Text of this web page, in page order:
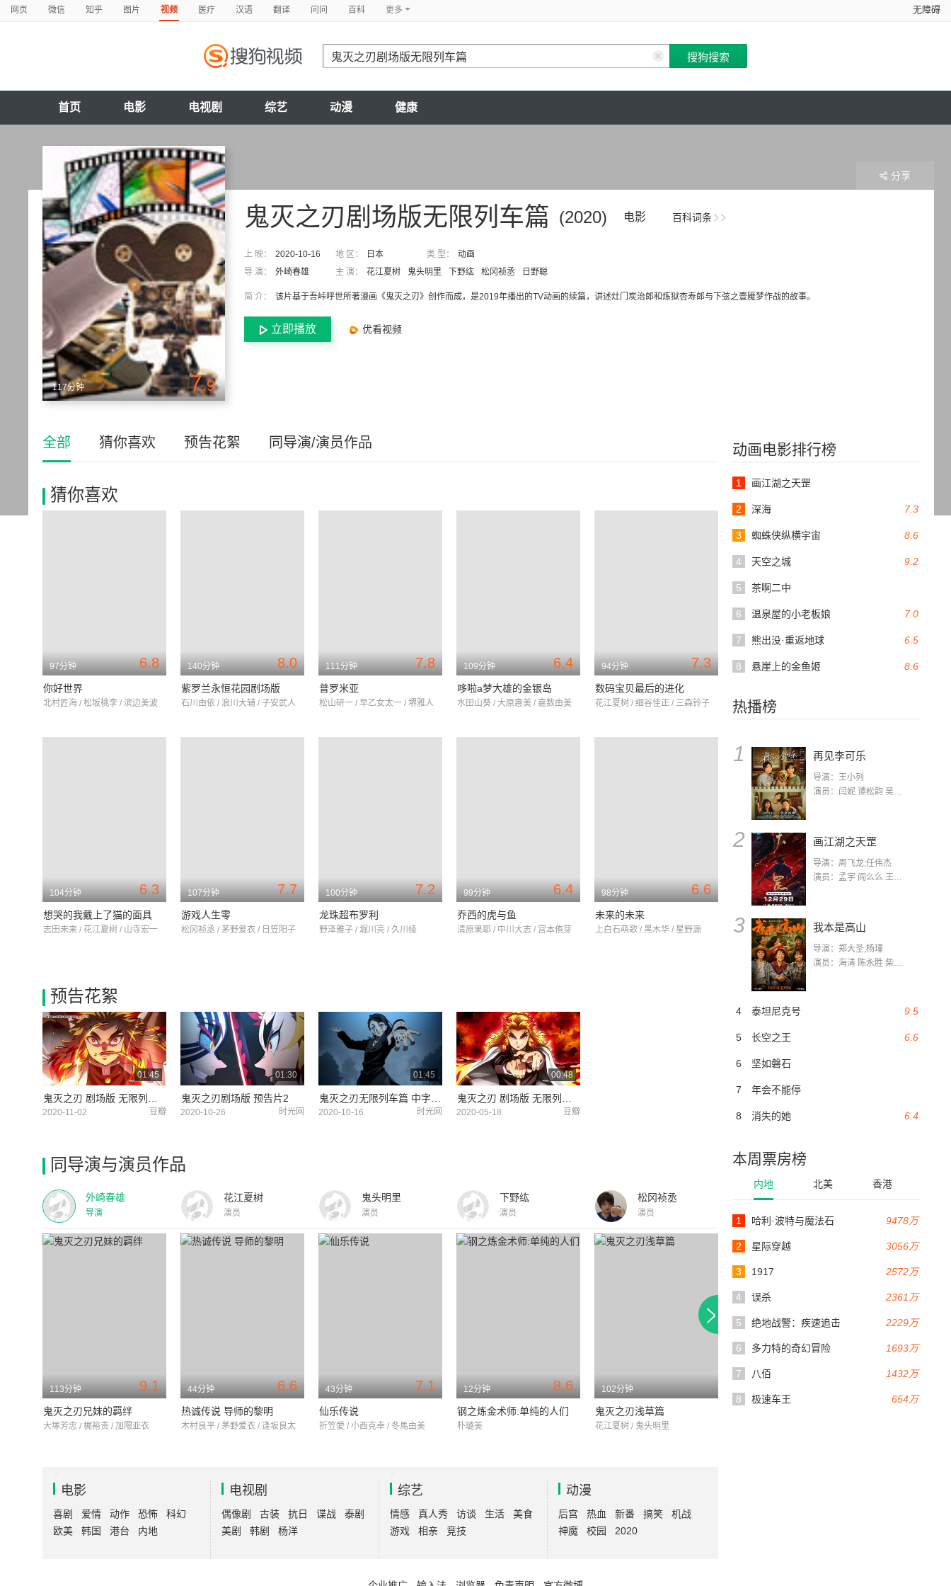
网页 微信 知乎 图片 视频 医疗 汉语 翻译 问问 百科 更多 无障碍
首页 电影 电视剧 综艺 动漫 健康
117分钟 7.9
百科词条
(2020) 电影
鬼灭之刃剧场版无限列车篇
上 映： 2020-10-16 地 区： 日本 类 型：
动画
导 演：
外崎春雄 主 演： 花江夏树 鬼头明里 下野纮 松冈祯丞 日野聪
简 介： 该片基于吾峠呼世所著漫画《鬼灭之刃》创作而成，是2019年播出的TV动画的续篇，讲述灶门炭治郎和炼狱杏寿郎与下弦之壹魇梦作战的故事。
立即播放 优看视频
分享
动画电影排行榜
1 画江湖之天罡
7.3
2 深海
8.6
3 蜘蛛侠纵横宇宙
9.2
4 天空之城
5 茶啊二中
7.0
6 温泉屋的小老板娘
6.5
7 熊出没·重返地球
8.6
8 悬崖上的金鱼姬
热播榜
1 再见李可乐
导演：王小列
演员：闫妮 谭松韵 吴京 蒋龙 赵小棠 冯雷 李虎城 平安 小七 小可乐
2 画江湖之天罡
导演：周飞龙;任伟杰
演员：孟宇 阎么么 王凯 郭政建 阎萌萌 杨默 高枫 齐斯伽 刘芊含 马程
3 我本是高山
导演：郑大圣;杨瑾
演员：海清 陈永胜 柴烨 王玥婷 万国鹏 美朵达瓦 赵瑞婷 罗解艳 郭莉娜 潘家艳
9.5
4 泰坦尼克号
6.6
5 长空之王
6 坚如磐石
7 年会不能停
6.4
8 消失的她
本周票房榜
内地 北美 香港
9478万
1 哈利·波特与魔法石
3056万
2 星际穿越
2572万
3 1917
2361万
4 误杀
2229万
5 绝地战警：疾速追击
1693万
6 多力特的奇幻冒险
1432万
7 八佰
654万
8 极速车王
全部 猜你喜欢 预告花絮 同导演/演员作品
猜你喜欢
6.8
97分钟
你好世界
北村匠海 / 松坂桃李 / 滨边美波
8.0
140分钟
紫罗兰永恒花园剧场版
石川由依 / 浪川大辅 / 子安武人
7.8
111分钟
普罗米亚
松山研一 / 早乙女太一 / 堺雅人
6.4
109分钟
哆啦a梦大雄的金银岛
水田山葵 / 大原惠美 / 嘉数由美
7.3
94分钟
数码宝贝最后的进化
花江夏树 / 细谷佳正 / 三森铃子
6.3
104分钟
想哭的我戴上了猫的面具
志田未来 / 花江夏树 / 山寺宏一
7.7
107分钟
游戏人生零
松冈祯丞 / 茅野爱衣 / 日笠阳子
7.2
100分钟
龙珠超布罗利
野泽雅子 / 堀川亮 / 久川绫
6.4
99分钟
乔西的虎与鱼
清原果耶 / 中川大志 / 宫本侑芽
6.6
98分钟
未来的未来
上白石萌歌 / 黑木华 / 星野源
预告花絮
01:45
2020-11-02 豆瓣
01:30
鬼灭之刃剧场版 预告片2
2020-10-26 时光网
01:45
2020-10-16 时光网
00:48
2020-05-18 豆瓣
同导演与演员作品
外崎春雄
导演
花江夏树
演员
鬼头明里
演员
下野纮
演员
松冈祯丞
演员
9.1
113分钟
鬼灭之刃兄妹的羁绊
大塚芳忠 / 梶裕贵 / 加隈亚衣
6.6
44分钟
热诚传说 导师的黎明
木村良平 / 茅野爱衣 / 逢坂良太
7.1
43分钟
仙乐传说
折笠愛 / 小西克幸 / 冬馬由美
8.6
12分钟
钢之炼金术师:单纯的人们
朴璐美
102分钟
鬼灭之刃浅草篇
花江夏树 / 鬼头明里
电影
喜剧 爱情 动作 恐怖
科幻
欧美
韩国 港台 内地
电视剧
偶像剧 古装 抗日 谍战
泰剧
美剧
韩剧 杨洋
综艺
情感 真人秀 访谈 生活
美食
游戏
相亲 竞技
动漫
后宫 热血 新番 搞笑
机战
神魔
校园 2020